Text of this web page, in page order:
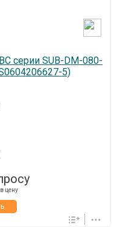
серии SUB-DM-080-
5)
цену